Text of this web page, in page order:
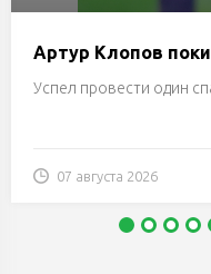
Артур Клопов
Успел провести один
07 августа 2026